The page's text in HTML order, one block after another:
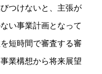
つけないと、主張が
い事業計画となって
短時間で審査する審
業構想から将来展望